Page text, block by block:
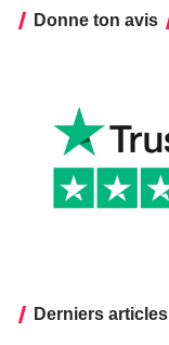
Donne ton avis
Derniers articles